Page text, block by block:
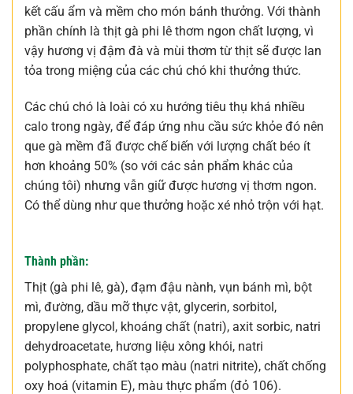
kết cấu ẩm và mềm cho món bánh thưởng. Với thành
phần chính là thịt gà phi lê thơm ngon chất lượng, vì
vậy hương vị đậm đà và mùi thơm từ thịt sẽ được lan
tỏa trong miệng của các chú chó khi thưởng thức.
Các chú chó là loài có xu hướng tiêu thụ khá nhiều
calo trong ngày, để đáp ứng nhu cầu sức khỏe đó nên
que gà mềm đã được chế biến với lượng chất béo ít
hơn khoảng 50% (so với các sản phẩm khác của
chúng tôi) nhưng vẫn giữ được hương vị thơm ngon.
Có thể dùng như que thưởng hoặc xé nhỏ trộn với hạt.
Thành phần:
Thịt (gà phi lê, gà), đạm đậu nành, vụn bánh mì, bột
mì, đường, dầu mỡ thực vật, glycerin, sorbitol,
propylene glycol, khoáng chất (natri), axit sorbic, natri
dehydroacetate, hương liệu xông khói, natri
polyphosphate, chất tạo màu (natri nitrite), chất chống
oxy hoá (vitamin E), màu thực phẩm (đỏ 106).